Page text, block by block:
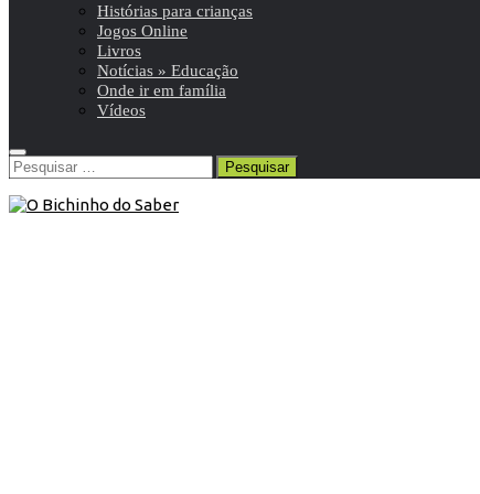
Histórias para crianças
Jogos Online
Livros
Notícias » Educação
Onde ir em família
Vídeos
Pesquisar
por: